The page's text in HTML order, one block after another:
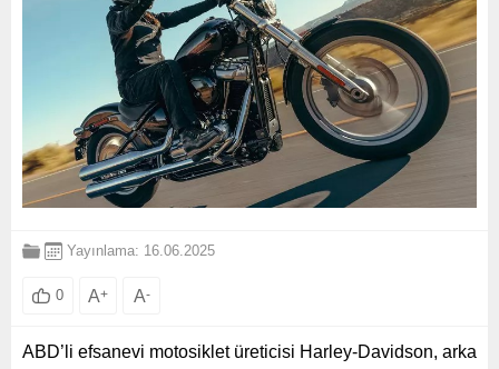
Yayınlama: 16.06.2025
0 A+ A-
ABD’li efsanevi motosiklet üreticisi Harley-Davidson, arka